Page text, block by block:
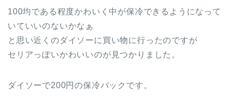
100均である程度かわいく中が保冷できるようになって
いていいのないかなぁ
と思い近くのダイソーに買い物に行ったのですが
セリアっぽいかわいいのが見つかりました。
ダイソーで200円の保冷バックです。